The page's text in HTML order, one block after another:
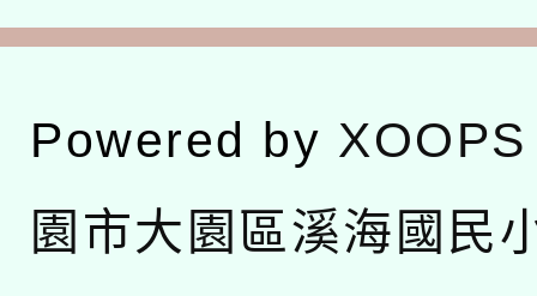
Powered by XOOPS
園市大園區溪海國民